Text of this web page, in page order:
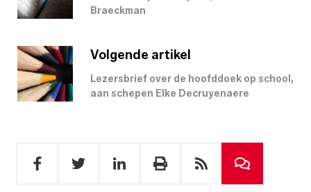
Braeckman
Volgende artikel
Lezersbrief over de hoofddoek op school,
aan schepen Elke Decruyenaere